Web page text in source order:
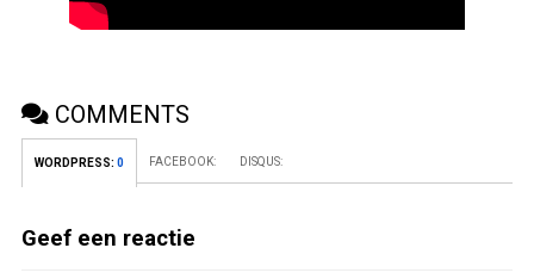
COMMENTS
WORDPRESS: 0 FACEBOOK: DISQUS:
Geef een reactie